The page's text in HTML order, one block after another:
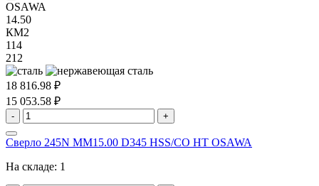
OSAWA
14.50
КМ2
114
212
18 816.98 ₽
15 053.58 ₽
- +
Сверло 245N MM15.00 D345 HSS/CO HT OSAWA
На складе: 1